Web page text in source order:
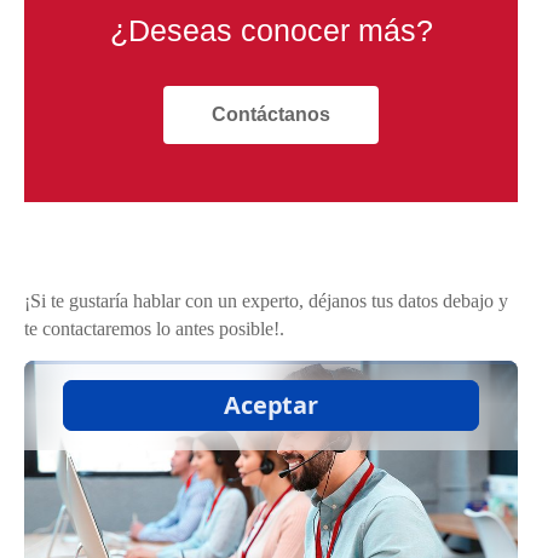
¿Deseas conocer más?
Contáctanos
¡Si te gustaría hablar con un experto, déjanos tus datos debajo y
te contactaremos lo antes posible!.